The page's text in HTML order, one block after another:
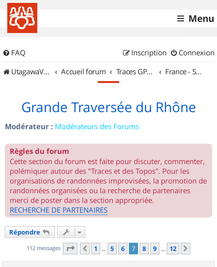
Menu
FAQ Connexion
Inscription
UtagawaVTT (Randos VTT et VTTAE avec traces GPS)
Accueil forum Traces GPS de randos VTT France - Sud Est
Grande Traversée du Rhône
Modérateur : Modérateurs des Forums
Règles du forum
Cette section du forum est faite pour discuter, commenter,
polémiquer autour des "Traces et des Topos". Pour les
organisations de randonnées improvisées, la promotion de
randonnées organisées ou la recherche de partenaires
merci de poster dans la section appropriée.
RECHERCHE DE PARTENAIRES
Répondre
112 messages Page 7sur 12
Précédent
1 … 5 6 7 8 9 … 12